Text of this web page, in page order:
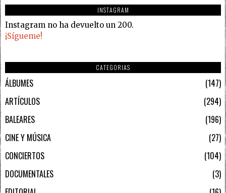
INSTAGRAM
Instagram no ha devuelto un 200.
¡Sígueme!
CATEGORIAS
ÁLBUMES
147
ARTÍCULOS
294
BALEARES
196
CINE Y MÚSICA
27
CONCIERTOS
104
DOCUMENTALES
3